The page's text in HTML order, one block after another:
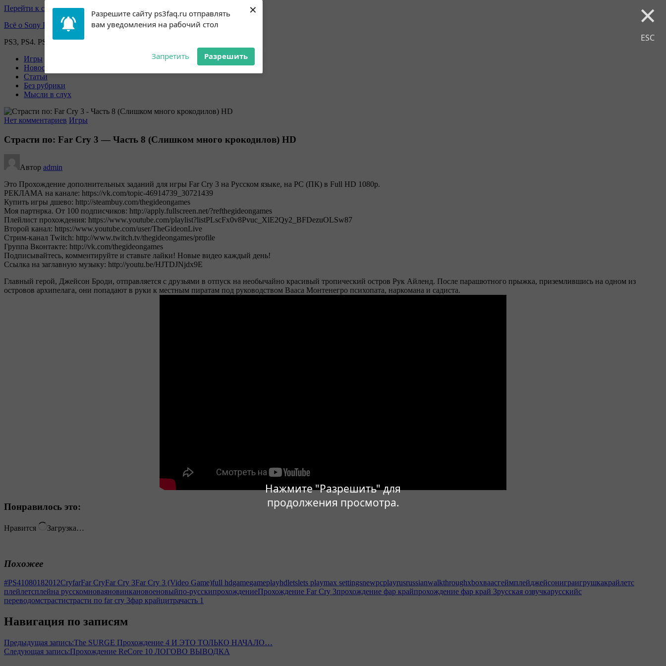
Разрешите сайту ps3faq.ru отправлять
вам уведомления на рабочий стол
Запретить Разрешить
× ×
ESC
Нажмите "Разрешить" для
продолжения просмотра.
Subscribe to our
notifications!
To enable permission prompts, click
Перейти к содержимому
Всё о Sony Playstation
PS3, PS4. PS5, PS games
Игры
Новости
Статьи
Без рубрики
Мысли в слух
Нет комментариев Игры
Страсти по: Far Cry 3 — Часть 8 (Слишком много крокодилов) HD
Автор admin
Это Прохождение дополнительных заданий для игры Far Cry 3 на Русском языке, на PC (ПК) в Full HD 1080p.
РЕКЛАМА на канале: https://vk.com/topic-46914739_30721439
Купить игры дшево: http://steambuy.com/thegideongames
Моя партнрка. От 100 подписчиков: http://apply.fullscreen.net/?refthegideongames
Плейлист прохождения: https://www.youtube.com/playlist?listPLscFx0v8Pvuc_XlE2Qy2_BFDezuOLSw87
Второй канал: https://www.youtube.com/user/TheGideonLive
Стрим-канал Twitch: http://www.twitch.tv/thegideongames/profile
Группа Вконтакте: http://vk.com/thegideongames
Подписывайтесь, комментируйте и ставьте лайки! Новые видео каждый день!
Ссылка на заглавную музыку: http://youtu.be/HJTDJNjdx9E
Главный герой, Джейсон Броди, отправляется с друзьями в отпуск на необычайно красивый тропический остров Рук Айленд. После парашютного прыжка, приземлившись на одном из
островов архипелага, они попадают в руки к местным пиратам под руководством Вааса Монтенегро психопата, наркомана и садиста.
Понравилось это:
Нравится Загрузка…
Похожее
#PS41080182012CryfarFar CryFar Cry 3Far Cry 3 (Video Game)full hdgamegameplayhdletslets playmax settingsnewpcplayrusrussianwalkthroughxboxваасгеймплейджейсониграигрушкакрайлетс
плейлетсплейна русскомноваяновинкановоеновыйпо-русскипрохождениеПрохождение Far Cry 3прохождение фар крайпрохождение фар край 3русская озвучкарусскийс
переводомстрастистрасти по far cry 3фар крайцитрачасть 1
Навигация по записям
Предыдущая запись:The SURGE Прохождение 4 И ЭТО ТОЛЬКО НАЧАЛО…
Следующая запись:Прохождение ReCore 10 ЛОГОВО ВЫВОДКА